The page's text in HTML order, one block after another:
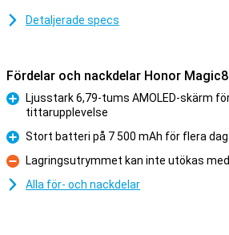
Detaljerade specs
Fördelar och nackdelar Honor
Fördelar
Ljusstark 6,79-tums AMOLED-skärm
tittarupplevelse
Fördelar
Stort batteri på 7 500 mAh för flera
Nackdelar
Lagringsutrymmet kan inte utökas
Alla för- och nackdelar